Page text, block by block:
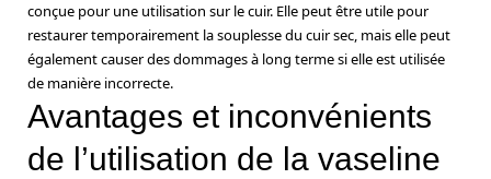
conçue pour une utilisation sur le cuir. Elle peut être utile pour
restaurer temporairement la souplesse du cuir sec, mais elle peut
également causer des dommages à long terme si elle est utilisée
de manière incorrecte.
Avantages et inconvénients
de l’utilisation de la vaseline